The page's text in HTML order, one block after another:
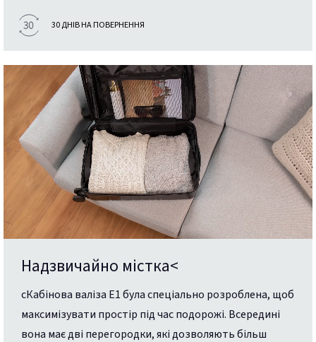
30 ДНІВ НА ПОВЕРНЕННЯ
Надзвичайно містка<
cКабінова валіза E1 була спеціально розроблена, щоб
максимізувати простір під час подорожі. Всередині
вона має дві перегородки, які дозволяють більш